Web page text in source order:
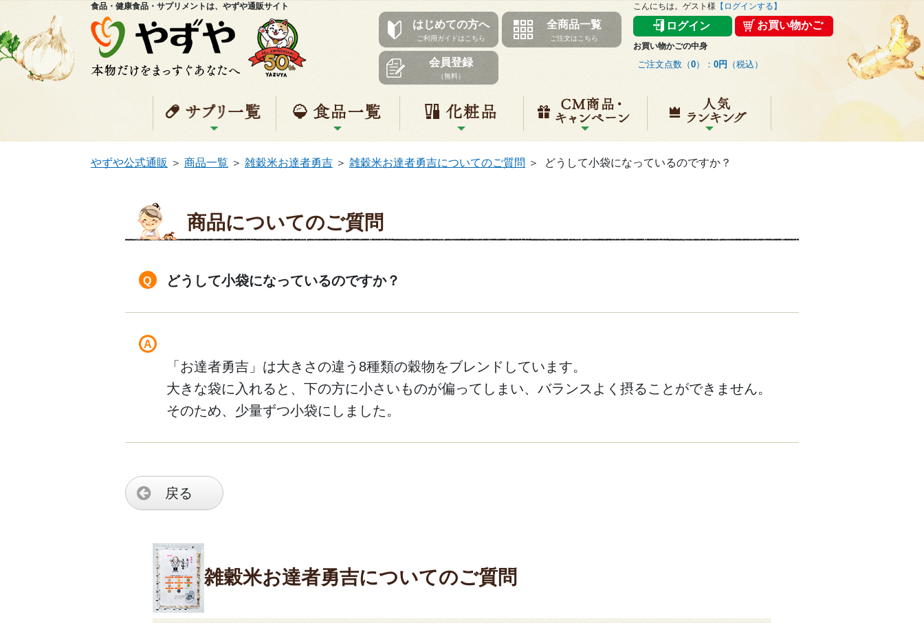
食品・健康食品・サプリメントは、やずや通販サイト
はじめての方へ
ご利用ガイドはこちら
全商品一覧
ご注文はこちら
会員登録
（無料）
こんにちは。ゲスト様 【ログインする】
ログイン お買い物かご
お買い物かごの中身
ご注文点数（0）： 0円 （税込）
サプリ一覧 食品一覧 化粧品 キャンペーン 人気ランキング
やずや公式通販 ＞ 商品一覧 ＞ 雑穀米お達者勇吉 ＞ 雑穀米お達者勇吉についてのご質問 ＞ どうして小袋になっているのですか？
商品についてのご質問
どうして小袋になっているのですか？
「お達者勇吉」は大きさの違う8種類の穀物をブレンドしています。
大きな袋に入れると、下の方に小さいものが偏ってしまい、バランスよく摂ることができません。
そのため、少量ずつ小袋にしました。
戻る
雑穀米お達者勇吉についてのご質問